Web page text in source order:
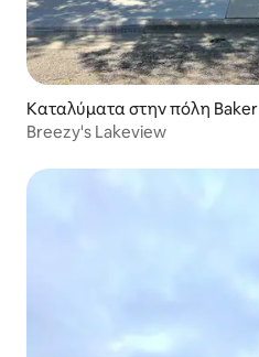
Καταλύματα στην πόλη Baker
Breezy's Lakeview